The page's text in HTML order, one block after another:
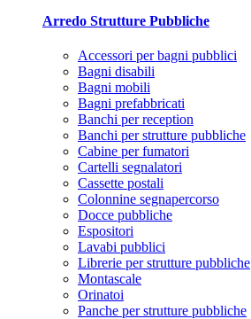
Arredo Strutture Pubbliche
Accessori per bagni pubblici
Bagni disabili
Bagni mobili
Bagni prefabbricati
Banchi per reception
Banchi per strutture pubbliche
Cabine per fumatori
Cartelli segnalatori
Cassette postali
Colonnine segnapercorso
Docce pubbliche
Espositori
Lavabi pubblici
Librerie per strutture pubbliche
Montascale
Orinatoi
Panche per strutture pubbliche